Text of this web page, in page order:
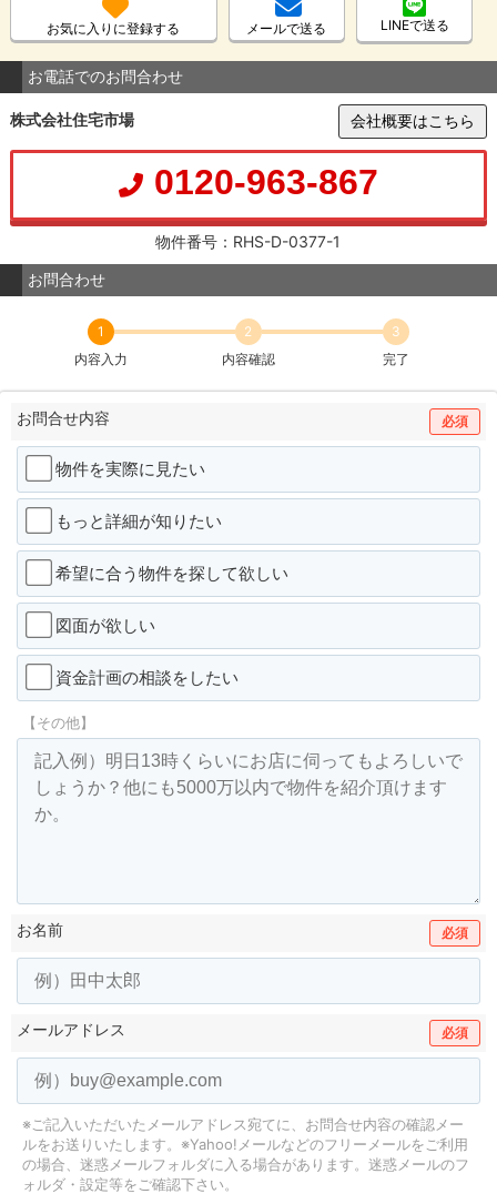
お気に入りに登録する メールで送る LINEで送る
お電話でのお問合わせ
株式会社住宅市場 会社概要はこちら
0120-963-867
物件番号：RHS-D-0377-1
お問合わせ
1
内容入力
2
内容確認
3
完了
お問合せ内容 必須
物件を実際に見たい
もっと詳細が知りたい
希望に合う物件を探して欲しい
図面が欲しい
資金計画の相談をしたい
【その他】
お名前 必須
メールアドレス 必須
※ご記入いただいたメールアドレス宛てに、お問合せ内容の確認メー
ルをお送りいたします。 ※Yahoo!メールなどのフリーメールをご利用
の場合、迷惑メールフォルダに入る場合があります。 迷惑メールのフ
ォルダ・設定等をご確認下さい。